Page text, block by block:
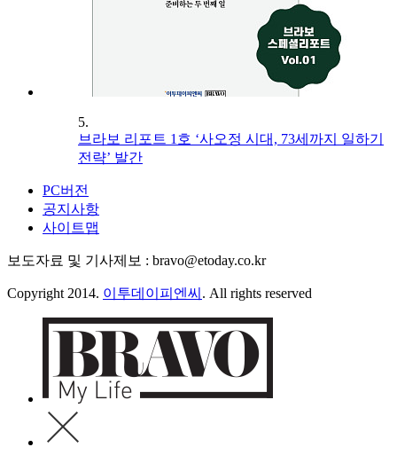
5.
브라보 리포트 1호 ‘사오정 시대, 73세까지 일하기
전략’ 발간
PC버전
공지사항
사이트맵
보도자료 및 기사제보 : bravo@etoday.co.kr
Copyright 2014. 이투데이피엔씨 . All rights reserved